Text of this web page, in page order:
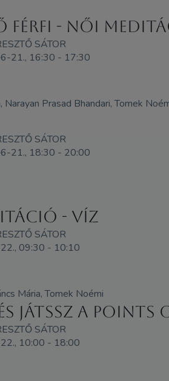
Férfi - Női
SÁTOR
21., 16:30 - 17:30
Narayan Prasad Bhandari, Tomek
SÁTOR
21., 18:30 - 20:00
- Víz
SÁTOR
09:30 - 10:10
Mária, Tomek Noémi
játssz a Points
SÁTOR
10:00 - 18:00